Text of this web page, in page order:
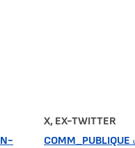
X, EX-TWITTER
COMM_PUBLIQUE